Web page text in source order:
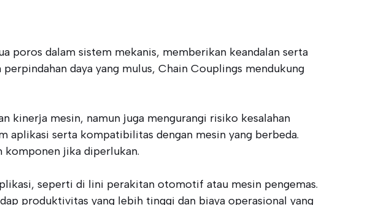
poros dalam sistem mekanis, memberikan keandalan serta
daya yang mulus, Chain Couplings mendukung
kinerja mesin, namun juga mengurangi risiko kesalahan
aplikasi serta kompatibilitas dengan mesin yang berbeda.
komponen jika diperlukan.
seperti di lini perakitan otomotif atau mesin pengemas.
produktivitas yang lebih tinggi dan biaya operasional yang